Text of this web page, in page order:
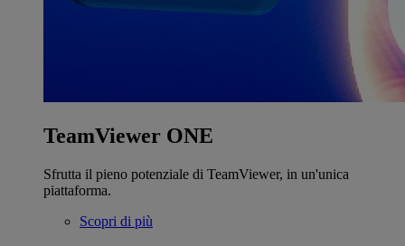
TeamViewer ONE
Sfrutta il pieno potenziale di TeamViewer, in un'unica
piattaforma.
Scopri di più